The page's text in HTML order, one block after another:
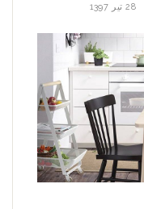
28 تیر 1397